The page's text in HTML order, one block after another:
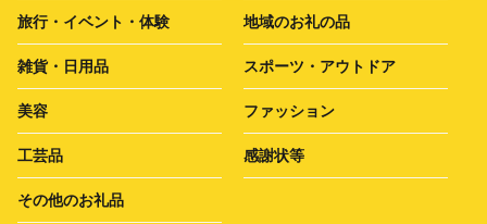
旅行・イベント・体験 地域のお礼の品
雑貨・日用品 スポーツ・アウトドア
美容 ファッション
工芸品 感謝状等
その他のお礼品